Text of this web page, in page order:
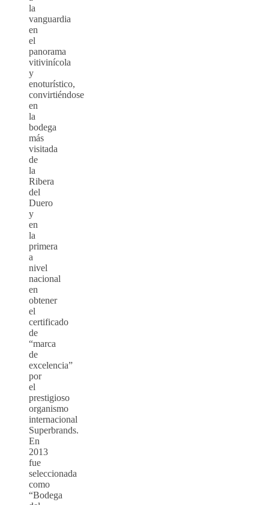
la
vanguardia
en
el
panorama
vitivinícola
y
enoturístico,
convirtiéndose
en
la
bodega
más
visitada
de
la
Ribera
del
Duero
y
en
la
primera
a
nivel
nacional
en
obtener
el
certificado
de
“marca
de
excelencia”
por
el
prestigioso
organismo
internacional
Superbrands.
En
2013
fue
seleccionada
como
“Bodega